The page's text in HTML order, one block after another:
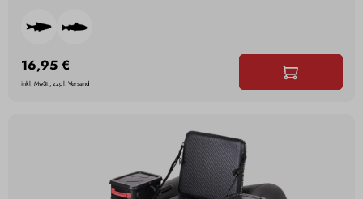
16,95 €
inkl. MwSt., zzgl. Versand